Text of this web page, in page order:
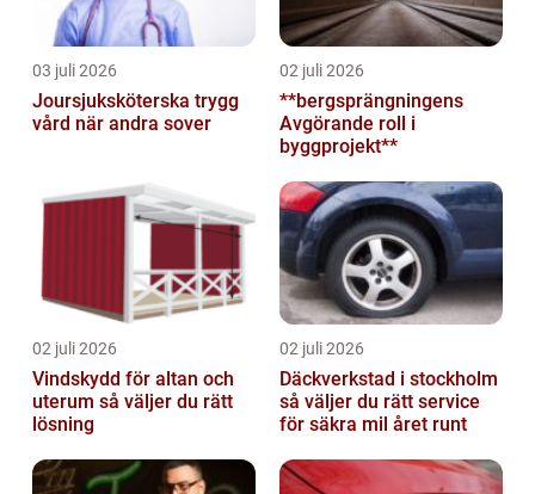
03 juli 2026
Joursjuksköterska trygg
vård när andra sover
02 juli 2026
**bergsprängningens
Avgörande roll i
byggprojekt**
02 juli 2026
Vindskydd för altan och
uterum så väljer du rätt
lösning
02 juli 2026
Däckverkstad i stockholm
så väljer du rätt service
för säkra mil året runt